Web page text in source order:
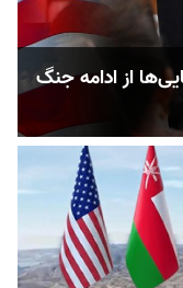
از ادامه جنگ